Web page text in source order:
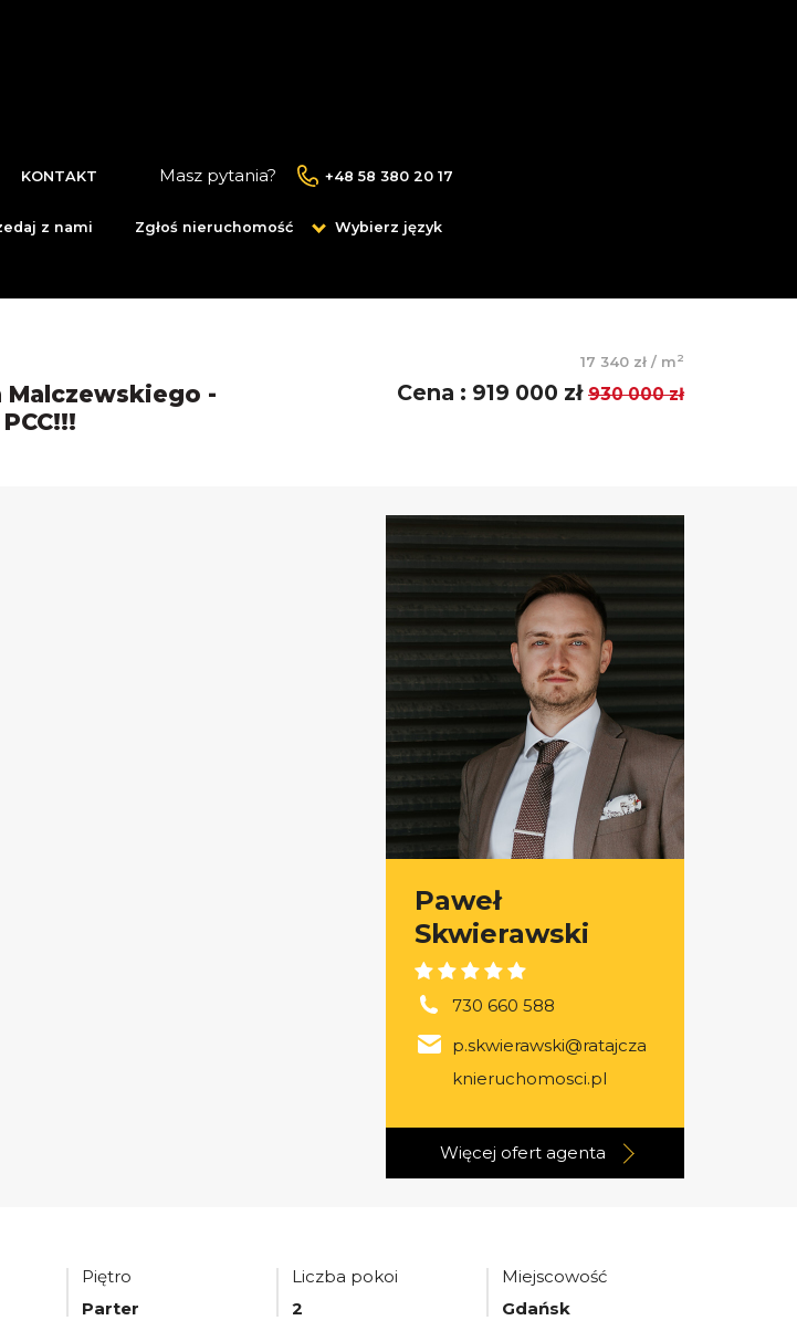
Masz pytania? +48 58 380 20 17
KONTAKT
z nami Zgłoś nieruchomość Wybierz język
Malczewskiego -
17 340 zł / m2
Cena : 919 000 zł 930 000 zł
Paweł
Skwierawski
730 660 588
p.skwierawski@ratajcza
knieruchomosci.pl
Więcej ofert agenta
Piętro
Parter
Liczba pokoi
2
Miejscowość
Gdańsk